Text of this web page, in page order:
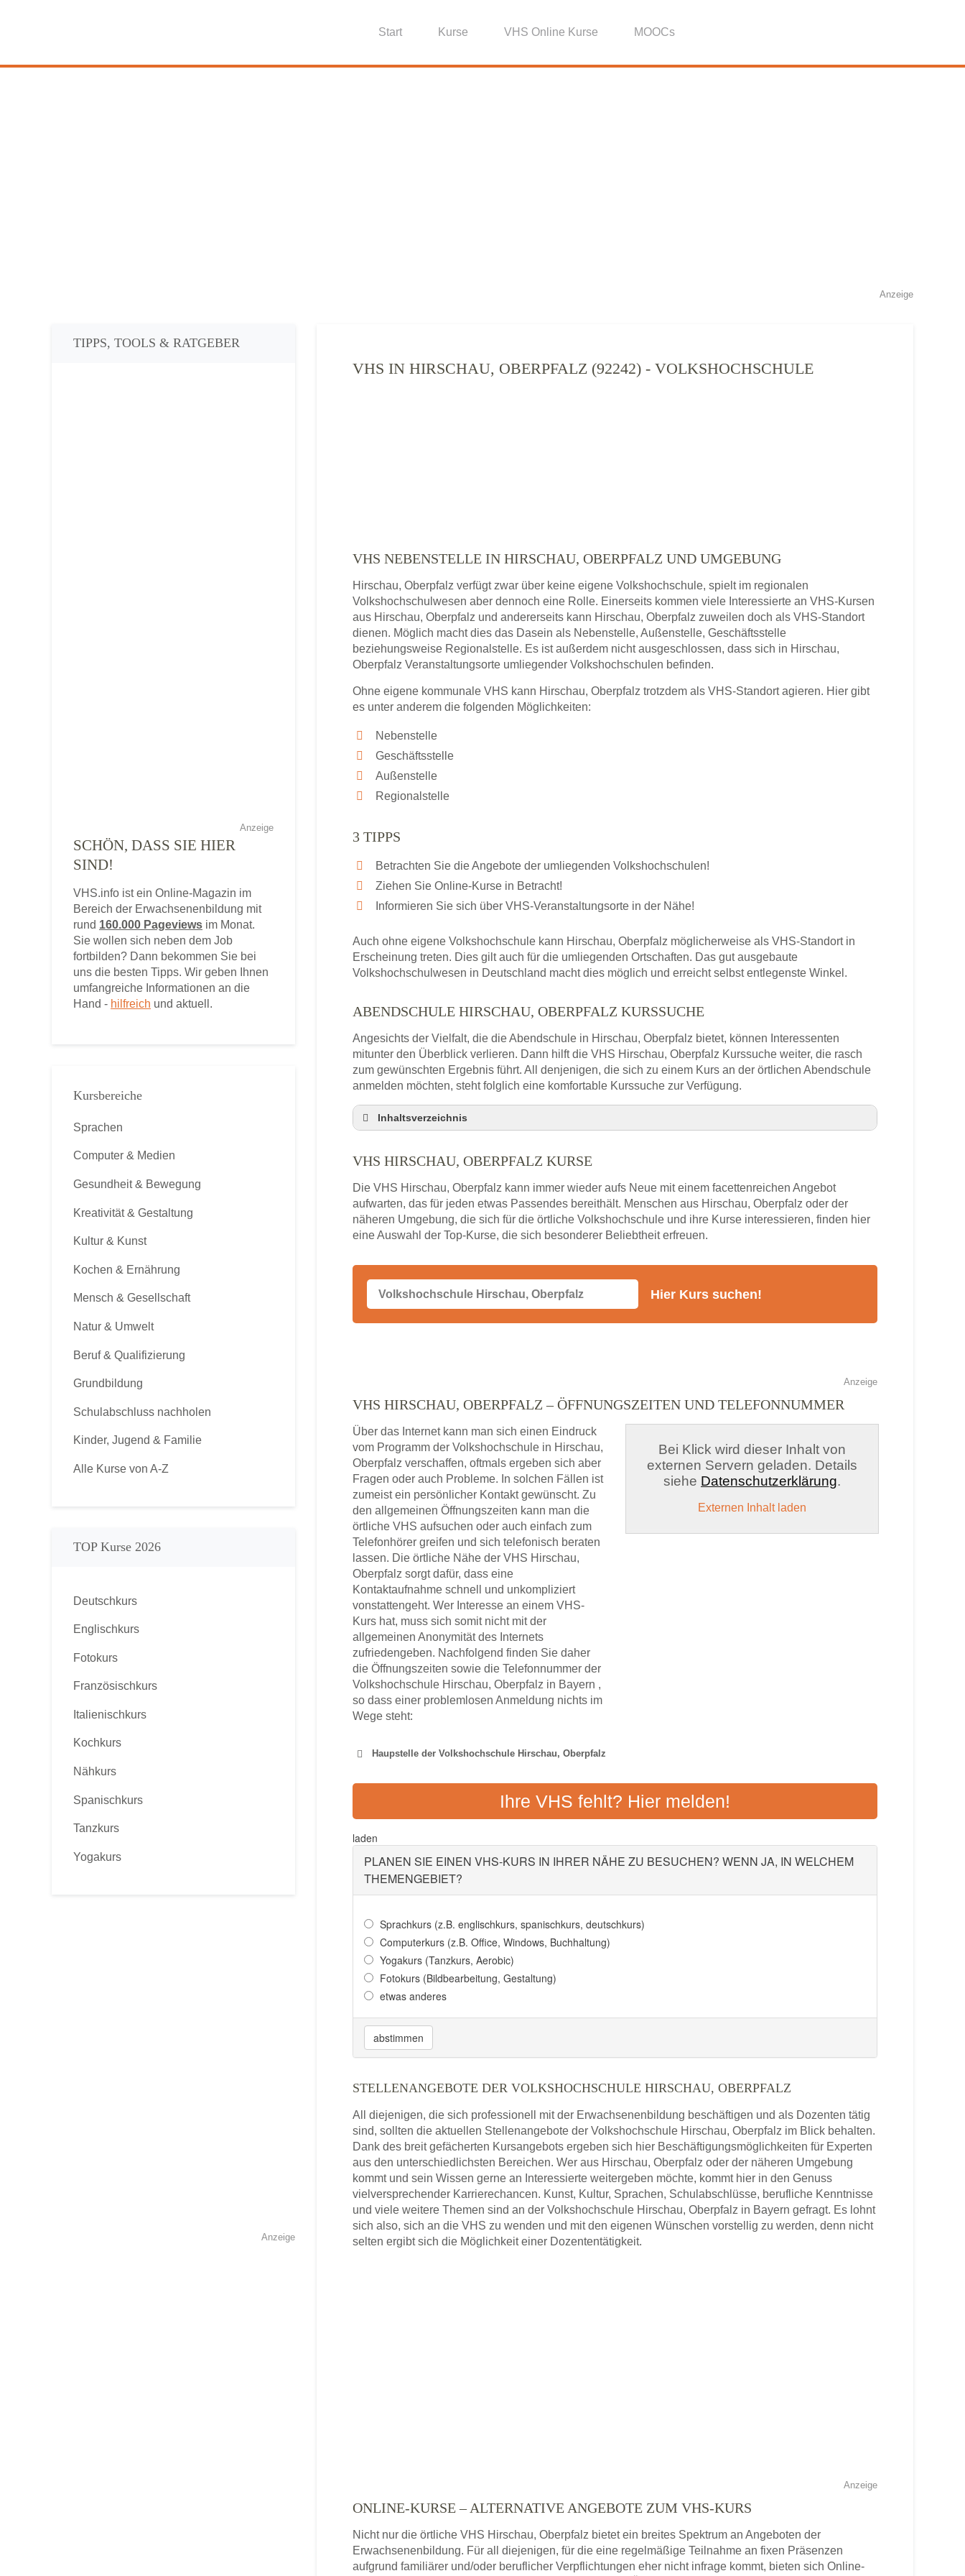
Start Kurse VHS Online Kurse MOOCs
Anzeige
VHS IN HIRSCHAU, OBERPFALZ (92242) - VOLKSHOCHSCHULE
VHS NEBENSTELLE IN HIRSCHAU, OBERPFALZ UND UMGEBUNG
Hirschau, Oberpfalz verfügt zwar über keine eigene Volkshochschule, spielt im regionalen
Volkshochschulwesen aber dennoch eine Rolle. Einerseits kommen viele Interessierte an VHS-Kursen
aus Hirschau, Oberpfalz und andererseits kann Hirschau, Oberpfalz zuweilen doch als VHS-Standort
dienen. Möglich macht dies das Dasein als Nebenstelle, Außenstelle, Geschäftsstelle
beziehungsweise Regionalstelle. Es ist außerdem nicht ausgeschlossen, dass sich in Hirschau,
Oberpfalz Veranstaltungsorte umliegender Volkshochschulen befinden.
Ohne eigene kommunale VHS kann Hirschau, Oberpfalz trotzdem als VHS-Standort agieren. Hier gibt
es unter anderem die folgenden Möglichkeiten:
Nebenstelle
Geschäftsstelle
Außenstelle
Regionalstelle
3 TIPPS
Betrachten Sie die Angebote der umliegenden Volkshochschulen!
Ziehen Sie Online-Kurse in Betracht!
Informieren Sie sich über VHS-Veranstaltungsorte in der Nähe!
Auch ohne eigene Volkshochschule kann Hirschau, Oberpfalz möglicherweise als VHS-Standort in
Erscheinung treten. Dies gilt auch für die umliegenden Ortschaften. Das gut ausgebaute
Volkshochschulwesen in Deutschland macht dies möglich und erreicht selbst entlegenste Winkel.
ABENDSCHULE HIRSCHAU, OBERPFALZ KURSSUCHE
Angesichts der Vielfalt, die die Abendschule in Hirschau, Oberpfalz bietet, können Interessenten
mitunter den Überblick verlieren. Dann hilft die VHS Hirschau, Oberpfalz Kurssuche weiter, die rasch
zum gewünschten Ergebnis führt. All denjenigen, die sich zu einem Kurs an der örtlichen Abendschule
anmelden möchten, steht folglich eine komfortable Kurssuche zur Verfügung.
Inhaltsverzeichnis
3 Tipps
VHS Hirschau, Oberpfalz Kurse
VHS Hirschau, Oberpfalz – Öffnungszeiten und Telefonnummer
Stellenangebote der Volkshochschule Hirschau, Oberpfalz
Alternativen zum VHS Programm 2026 in Hirschau, Oberpfalz
VHS HIRSCHAU, OBERPFALZ KURSE
Die VHS Hirschau, Oberpfalz kann immer wieder aufs Neue mit einem facettenreichen Angebot
aufwarten, das für jeden etwas Passendes bereithält. Menschen aus Hirschau, Oberpfalz oder der
näheren Umgebung, die sich für die örtliche Volkshochschule und ihre Kurse interessieren, finden hier
eine Auswahl der Top-Kurse, die sich besonderer Beliebtheit erfreuen.
Anzeige
VHS HIRSCHAU, OBERPFALZ – ÖFFNUNGSZEITEN UND TELEFONNUMMER
Über das Internet kann man sich einen Eindruck
vom Programm der Volkshochschule in Hirschau,
Oberpfalz verschaffen, oftmals ergeben sich aber
Fragen oder auch Probleme. In solchen Fällen ist
zumeist ein persönlicher Kontakt gewünscht. Zu
den allgemeinen Öffnungszeiten kann man die
örtliche VHS aufsuchen oder auch einfach zum
Telefonhörer greifen und sich telefonisch beraten
lassen. Die örtliche Nähe der VHS Hirschau,
Oberpfalz sorgt dafür, dass eine
Kontaktaufnahme schnell und unkompliziert
vonstattengeht. Wer Interesse an einem VHS-
Kurs hat, muss sich somit nicht mit der
allgemeinen Anonymität des Internets
zufriedengeben. Nachfolgend finden Sie daher
die Öffnungszeiten sowie die Telefonnummer der
Volkshochschule Hirschau, Oberpfalz in Bayern ,
so dass einer problemlosen Anmeldung nichts im
Wege steht:
Bei Klick wird dieser Inhalt von
externen Servern geladen. Details
siehe Datenschutzerklärung.
Externen Inhalt laden
Haupstelle der Volkshochschule Hirschau, Oberpfalz
VOLKSHOCHSCHULE AMBERG-SULZBACH
Adresse: Obere Gartenstraße 3, 92237 Sulzbach-Rosenberg
Ihre VHS fehlt? Hier melden!
laden
PLANEN SIE EINEN VHS-KURS IN IHRER NÄHE ZU BESUCHEN? WENN JA, IN WELCHEM
THEMENGEBIET?
Sprachkurs (z.B. englischkurs, spanischkurs, deutschkurs)
Computerkurs (z.B. Office, Windows, Buchhaltung)
Yogakurs (Tanzkurs, Aerobic)
Fotokurs (Bildbearbeitung, Gestaltung)
etwas anderes
abstimmen
STELLENANGEBOTE DER VOLKSHOCHSCHULE HIRSCHAU, OBERPFALZ
All diejenigen, die sich professionell mit der Erwachsenenbildung beschäftigen und als Dozenten tätig
sind, sollten die aktuellen Stellenangebote der Volkshochschule Hirschau, Oberpfalz im Blick behalten.
Dank des breit gefächerten Kursangebots ergeben sich hier Beschäftigungsmöglichkeiten für Experten
aus den unterschiedlichsten Bereichen. Wer aus Hirschau, Oberpfalz oder der näheren Umgebung
kommt und sein Wissen gerne an Interessierte weitergeben möchte, kommt hier in den Genuss
vielversprechender Karrierechancen. Kunst, Kultur, Sprachen, Schulabschlüsse, berufliche Kenntnisse
und viele weitere Themen sind an der Volkshochschule Hirschau, Oberpfalz in Bayern gefragt. Es lohnt
sich also, sich an die VHS zu wenden und mit den eigenen Wünschen vorstellig zu werden, denn nicht
selten ergibt sich die Möglichkeit einer Dozententätigkeit.
Anzeige
ONLINE-KURSE – ALTERNATIVE ANGEBOTE ZUM VHS-KURS
Nicht nur die örtliche VHS Hirschau, Oberpfalz bietet ein breites Spektrum an Angeboten der
Erwachsenenbildung. Für all diejenigen, für die eine regelmäßige Teilnahme an fixen Präsenzen
aufgrund familiärer und/oder beruflicher Verpflichtungen eher nicht infrage kommt, bieten sich Online-
TIPPS, TOOLS & RATGEBER
Anzeige
SCHÖN, DASS SIE HIER
SIND!
VHS.info ist ein Online-Magazin im
Bereich der Erwachsenenbildung mit
rund 160.000 Pageviews im Monat.
Sie wollen sich neben dem Job
fortbilden? Dann bekommen Sie bei
uns die besten Tipps. Wir geben Ihnen
umfangreiche Informationen an die
Hand - hilfreich und aktuell.
Kursbereiche
Sprachen
Computer & Medien
Gesundheit & Bewegung
Kreativität & Gestaltung
Kultur & Kunst
Kochen & Ernährung
Mensch & Gesellschaft
Natur & Umwelt
Beruf & Qualifizierung
Grundbildung
Schulabschluss nachholen
Kinder, Jugend & Familie
Alle Kurse von A-Z
TOP Kurse 2026
Deutschkurs
Englischkurs
Fotokurs
Französischkurs
Italienischkurs
Kochkurs
Nähkurs
Spanischkurs
Tanzkurs
Yogakurs
Anzeige